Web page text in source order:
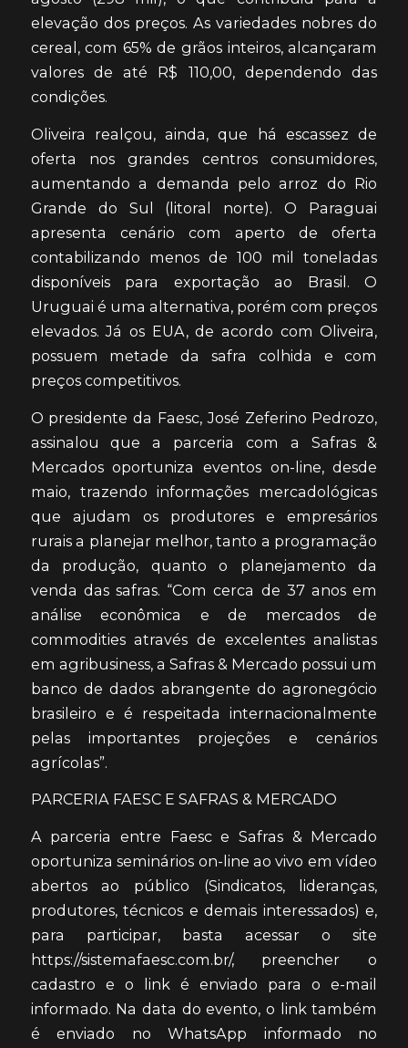
elevação dos preços. As variedades nobres do
cereal, com 65% de grãos inteiros, alcançaram
valores de até R$ 110,00, dependendo das
condições.
Oliveira realçou, ainda, que há escassez de
oferta nos grandes centros consumidores,
aumentando a demanda pelo arroz do Rio
Grande do Sul (litoral norte). O Paraguai
apresenta cenário com aperto de oferta
contabilizando menos de 100 mil toneladas
disponíveis para exportação ao Brasil. O
Uruguai é uma alternativa, porém com preços
elevados. Já os EUA, de acordo com Oliveira,
possuem metade da safra colhida e com
preços competitivos.
O presidente da Faesc, José Zeferino Pedrozo,
assinalou que a parceria com a Safras &
Mercados oportuniza eventos on-line, desde
maio, trazendo informações mercadológicas
que ajudam os produtores e empresários
rurais a planejar melhor, tanto a programação
da produção, quanto o planejamento da
venda das safras. “Com cerca de 37 anos em
análise econômica e de mercados de
commodities através de excelentes analistas
em agribusiness, a Safras & Mercado possui um
banco de dados abrangente do agronegócio
brasileiro e é respeitada internacionalmente
pelas importantes projeções e cenários
agrícolas”.
PARCERIA FAESC E SAFRAS & MERCADO
A parceria entre Faesc e Safras & Mercado
oportuniza seminários on-line ao vivo em vídeo
abertos ao público (Sindicatos, lideranças,
produtores, técnicos e demais interessados) e,
para participar, basta acessar o site
https://sistemafaesc.com.br/, preencher o
cadastro e o link é enviado para o e-mail
informado. Na data do evento, o link também
é enviado no WhatsApp informado no